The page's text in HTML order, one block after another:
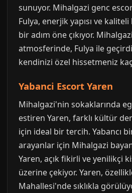
sunuyor. Mihalgazi genc
Fulya, enerjik yapısı ve kaliteli
bir adım öne çıkıyor.
atmosferinde, Fulya ile
kendinizi özel hissetmeniz
Yabanci Escort Yaren
Mihalgazi'nin sokaklarında
estiren Yaren, farklı kültür
için ideal bir tercih. Yabancı
arayanlar için Mihalgazi
Yaren, açık fikirli ve yenilikçi
üzerine çekiyor. Yaren,
Mahallesi'nde sıklıkla